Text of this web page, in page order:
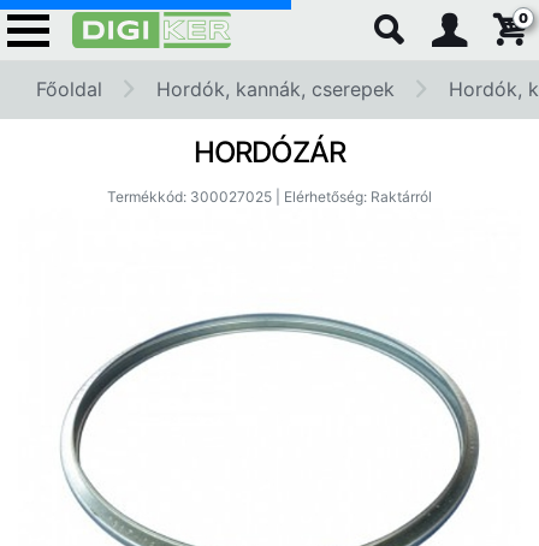
0
Főoldal Hordók, kannák, cserepek Hordók,
HORDÓZÁR
Termékkód: 300027025 | Elérhetőség: Raktárról